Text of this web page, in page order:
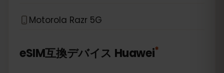
Motorola Razr 5G
eSIM互換デバイス Huawei*